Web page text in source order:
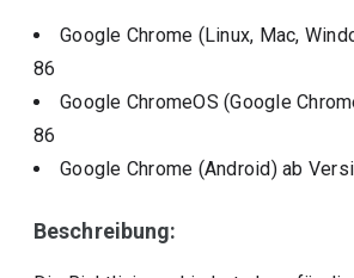
Google Chrome (Linux, Mac,
86
Google ChromeOS (Google
86
Google Chrome (Android)ab
Beschreibung: